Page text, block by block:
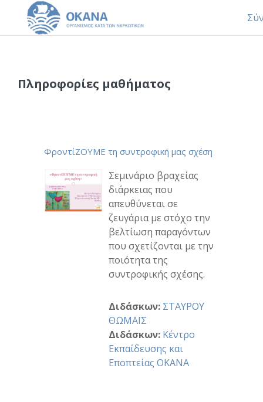
Πληροφορίες μαθήματος
ΦροντίΖΟΥΜΕ τη συντροφική μας σχέση
Σεμινάριο βραχείας
διάρκειας που
απευθύνεται σε
ζευγάρια με στόχο την
βελτίωση παραγόντων
που σχετίζονται με την
ποιότητα της
συντροφικής σχέσης.
Διδάσκων: ΣΤΑΥΡΟΥ
ΘΩΜΑΪΣ
Διδάσκων: Κέντρο
Εκπαίδευσης και
Εποπτείας ΟΚΑΝΑ